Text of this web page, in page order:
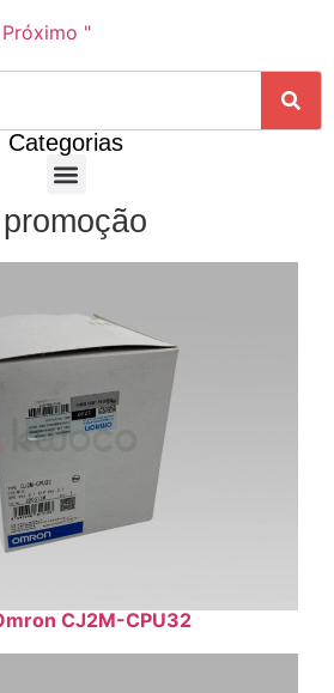
Categorias
CJ2M-CPU32
Próximo "